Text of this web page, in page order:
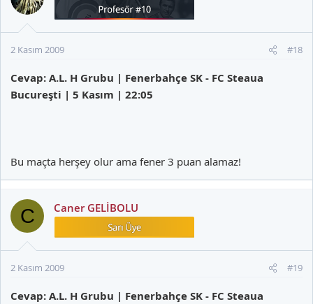
2 Kasım 2009 #18
Cevap: A.L. H Grubu | Fenerbahçe SK - FC Steaua
Bucureşti | 5 Kasım | 22:05
Bu maçta herşey olur ama fener 3 puan alamaz!
C Caner GELİBOLU
2 Kasım 2009 #19
Cevap: A.L. H Grubu | Fenerbahçe SK - FC Steaua